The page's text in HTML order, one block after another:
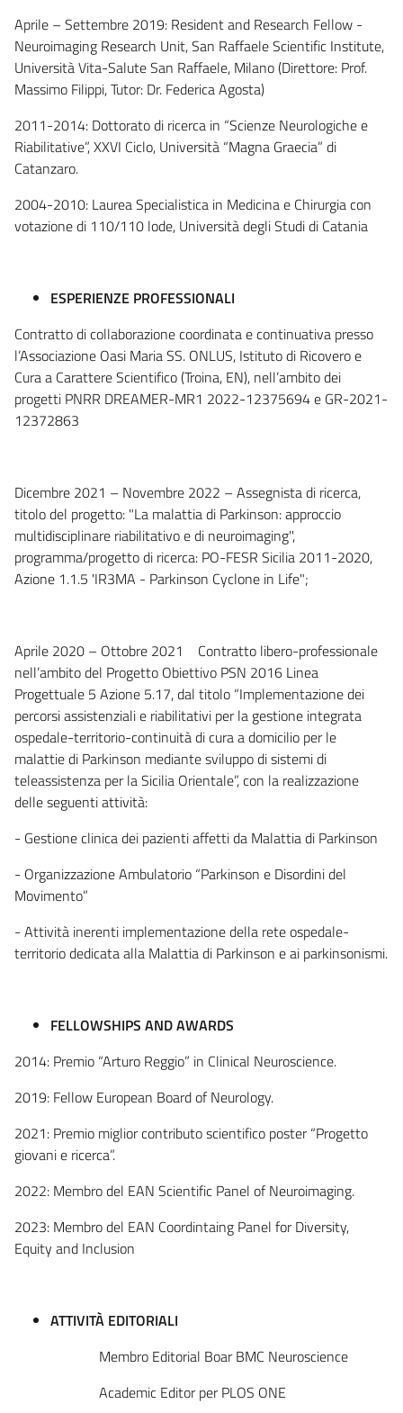
Aprile – Settembre 2019: Resident and Research Fellow -
Neuroimaging Research Unit, San Raffaele Scientific Institute,
Università Vita-Salute San Raffaele, Milano (Direttore: Prof.
Massimo Filippi, Tutor: Dr. Federica Agosta)
2011-2014: Dottorato di ricerca in “Scienze Neurologiche e
Riabilitative”, XXVI Ciclo, Università “Magna Graecia” di
Catanzaro.
2004-2010: Laurea Specialistica in Medicina e Chirurgia con
votazione di 110/110 lode, Università degli Studi di Catania
ESPERIENZE PROFESSIONALI
Contratto di collaborazione coordinata e continuativa presso
l’Associazione Oasi Maria SS. ONLUS, Istituto di Ricovero e
Cura a Carattere Scientifico (Troina, EN), nell’ambito dei
progetti PNRR DREAMER-MR1 2022-12375694 e GR-2021-
12372863
Dicembre 2021 – Novembre 2022 – Assegnista di ricerca,
titolo del progetto: "La malattia di Parkinson: approccio
multidisciplinare riabilitativo e di neuroimaging'',
programma/progetto di ricerca: PO-FESR Sicilia 2011-2020,
Azione 1.1.5 'IR3MA - Parkinson Cyclone in Life";
Aprile 2020 – Ottobre 2021 Contratto libero-professionale
nell’ambito del Progetto Obiettivo PSN 2016 Linea
Progettuale 5 Azione 5.17, dal titolo “Implementazione dei
percorsi assistenziali e riabilitativi per la gestione integrata
ospedale-territorio-continuità di cura a domicilio per le
malattie di Parkinson mediante sviluppo di sistemi di
teleassistenza per la Sicilia Orientale”, con la realizzazione
delle seguenti attività:
- Gestione clinica dei pazienti affetti da Malattia di Parkinson
- Organizzazione Ambulatorio “Parkinson e Disordini del
Movimento”
- Attività inerenti implementazione della rete ospedale-
territorio dedicata alla Malattia di Parkinson e ai parkinsonismi.
FELLOWSHIPS AND AWARDS
2014: Premio “Arturo Reggio” in Clinical Neuroscience.
2019: Fellow European Board of Neurology.
2021: Premio miglior contributo scientifico poster “Progetto
giovani e ricerca”.
2022: Membro del EAN Scientific Panel of Neuroimaging.
2023: Membro del EAN Coordintaing Panel for Diversity,
Equity and Inclusion
ATTIVITÀ EDITORIALI
Membro Editorial Boar BMC Neuroscience
Academic Editor per PLOS ONE